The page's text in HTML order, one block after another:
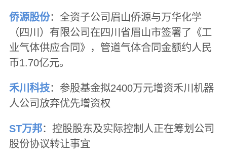
侨源股份：全资子公司眉山侨源与万华化学
（四川）有限公司在四川省眉山市签署了《工
业气体供应合同》，管道气体合同金额约人民
币1.70亿元。
禾川科技：参股基金拟2400万元增资禾川机器
人公司放弃优先增资权
ST万邦：控股股东及实际控制人正在筹划公司
股份协议转让事宜